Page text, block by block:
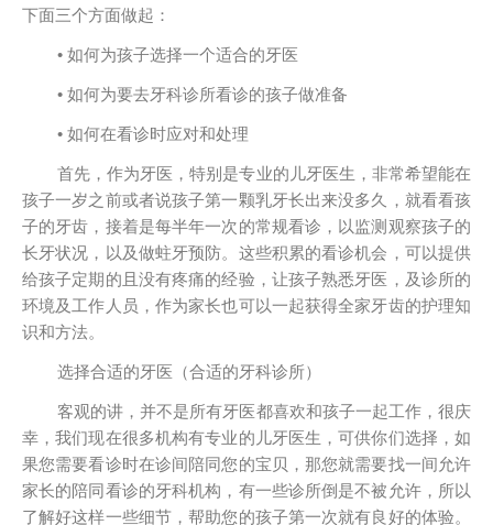
下面三个方面做起：
• 如何为孩子选择一个适合的牙医
• 如何为要去牙科诊所看诊的孩子做准备
• 如何在看诊时应对和处理
首先，作为牙医，特别是专业的儿牙医生，非常希望能在
孩子一岁之前或者说孩子第一颗乳牙长出来没多久，就看看孩
子的牙齿，接着是每半年一次的常规看诊，以监测观察孩子的
长牙状况，以及做蛀牙预防。这些积累的看诊机会，可以提供
给孩子定期的且没有疼痛的经验，让孩子熟悉牙医，及诊所的
环境及工作人员，作为家长也可以一起获得全家牙齿的护理知
识和方法。
选择合适的牙医（合适的牙科诊所）
客观的讲，并不是所有牙医都喜欢和孩子一起工作，很庆
幸，我们现在很多机构有专业的儿牙医生，可供你们选择，如
果您需要看诊时在诊间陪同您的宝贝，那您就需要找一间允许
家长的陪同看诊的牙科机构，有一些诊所倒是不被允许，所以
了解好这样一些细节，帮助您的孩子第一次就有良好的体验。